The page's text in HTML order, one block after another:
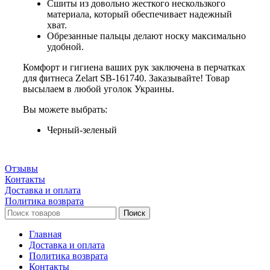
Сшиты из довольно жесткого нескользкого
материала, который обеспечивает надежный
хват.
Обрезанные пальцы делают носку максимально
удобной.
Комфорт и гигиена ваших рук заключена в перчатках
для фитнеca Zelart SB-161740. Заказывайте! Товар
высылаем в любой уголок Украины.
Вы можете выбрать:
Черный-зеленый
Отзывы
Контакты
Доставка и оплата
Политика возврата
Поиск
Главная
Доставка и оплата
Политика возврата
Контакты